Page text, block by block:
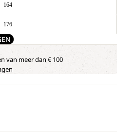
164
176
van meer dan € 100